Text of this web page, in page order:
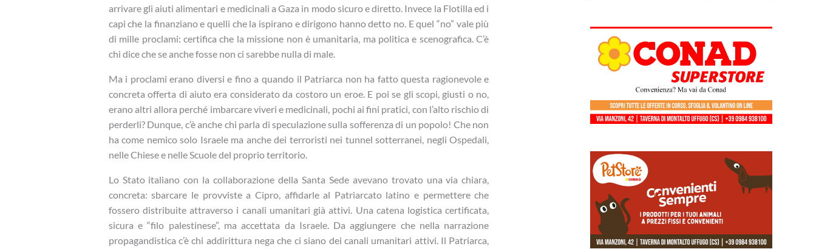
arrivare gli aiuti alimentari e medicinali a Gaza in modo sicuro e diretto. Invece la Flotilla ed i
capi che la finanziano e quelli che la ispirano e dirigono hanno detto no. E quel “no” vale più
di mille proclami: certifica che la missione non è umanitaria, ma politica e scenografica. C’è
chi dice che se anche fosse non ci sarebbe nulla di male.
Ma i proclami erano diversi e fino a quando il Patriarca non ha fatto questa ragionevole e
concreta offerta di aiuto era considerato da costoro un eroe. E poi se gli scopi, giusti o no,
erano altri allora perché imbarcare viveri e medicinali, pochi ai fini pratici, con l’alto rischio di
perderli? Dunque, c’è anche chi parla di speculazione sulla sofferenza di un popolo! Che non
ha come nemico solo Israele ma anche dei terroristi nei tunnel sotterranei, negli Ospedali,
nelle Chiese e nelle Scuole del proprio territorio.
Lo Stato italiano con la collaborazione della Santa Sede avevano trovato una via chiara,
concreta: sbarcare le provviste a Cipro, affidarle al Patriarcato latino e permettere che
fossero distribuite attraverso i canali umanitari già attivi. Una catena logistica certificata,
sicura e “filo palestinese”, ma accettata da Israele. Da aggiungere che nella narrazione
propagandistica c’è chi addirittura nega che ci siano dei canali umanitari attivi. Il Patriarca,